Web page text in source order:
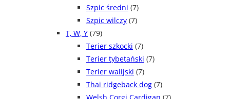
Szpic średni (7)
Szpic wilczy (7)
T, W, Y (79)
Terier szkocki (7)
Terier tybetański (7)
Terier walijski (7)
Thai ridgeback dog (7)